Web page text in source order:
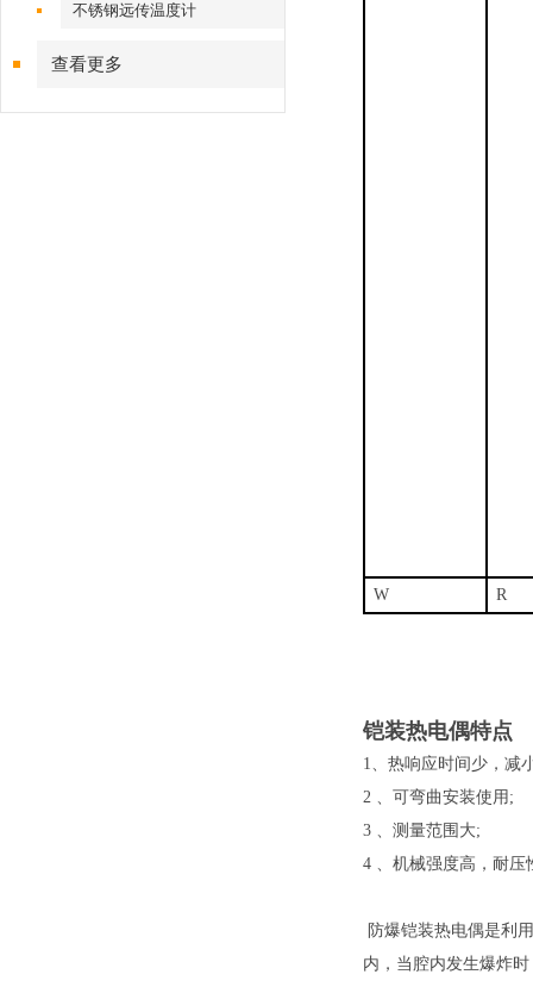
不锈钢远传温度计
查看更多
W R
铠装热电偶特点
1、热响应时间少，减
2 、可弯曲安装使用;
3 、测量范围大;
4 、机械强度高，耐压
防爆铠装热电偶是利
内，当腔内发生爆炸